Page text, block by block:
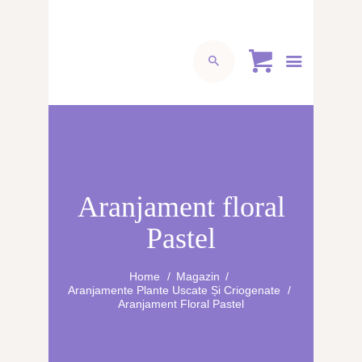
Aranjament floral
Pastel
Home
Magazin
Aranjamente Plante Uscate Și Criogenate
Aranjament Floral Pastel
ATELIERE CREAȚIE FLORALĂ
CONSULTANȚĂ & CURSURI
BOTEZ